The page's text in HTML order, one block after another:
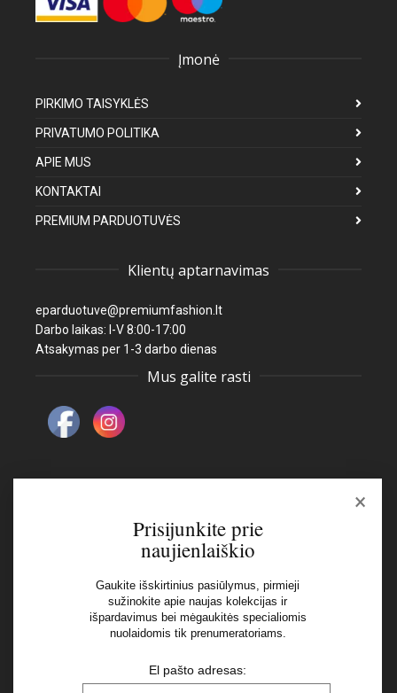
Įmonė
PIRKIMO TAISYKLĖS
PRIVATUMO POLITIKA
APIE MUS
KONTAKTAI
PREMIUM PARDUOTUVĖS
Klientų aptarnavimas
eparduotuve@premiumfashion.lt
Darbo laikas: I-V 8:00-17:00
Atsakymas per 1-3 darbo dienas
Mus galite rasti
Naujienlaiškis
Aš perskaičiau ir sutinku su Privatumo Politikos
×
Prisijunkite prie
naujienlaiškio
Gaukite išskirtinius pasiūlymus, pirmieji
sužinokite apie naujas kolekcijas ir
išpardavimus bei mėgaukitės specialiomis
nuolaidomis tik prenumeratoriams.
El pašto adresas: